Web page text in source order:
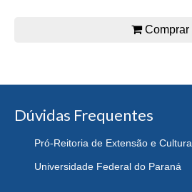
Comprar
Dúvidas Frequentes
Pró-Reitoria de Extensão e Cultura
Universidade Federal do Paraná